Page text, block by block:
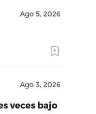
Ago 5, 2026
Ago 3, 2026
veces bajo